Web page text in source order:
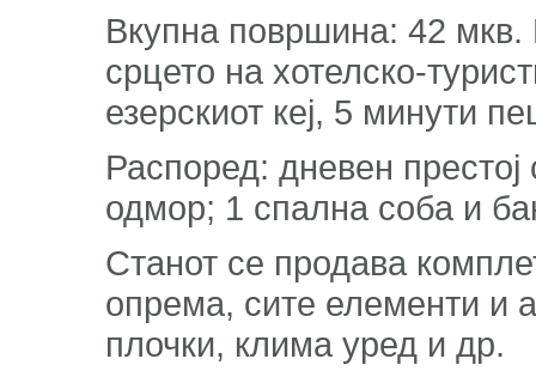
Вкупна површина: 42 мкв.
срцето на хотелско-
езерскиот кеј, 5 минути
Распоред: дневен престој
одмор; 1 спална соба и
Станот се продава
опрема, сите елементи и
плочки, клима уред и др.